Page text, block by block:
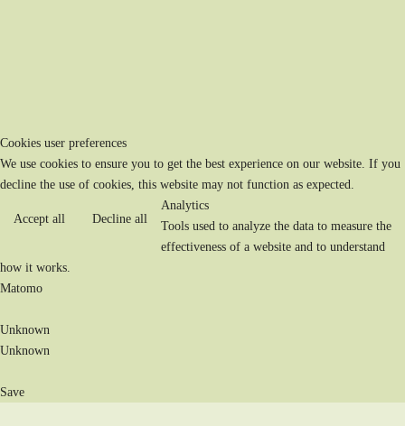
Cookies user preferences
We use cookies to ensure you to get the best experience on our website. If you
decline the use of cookies, this website may not function as expected.
Accept all Decline all
Analytics
Tools used to analyze the data to measure the
effectiveness of a website and to understand
how it works.
Matomo
Unknown
Unknown
Save